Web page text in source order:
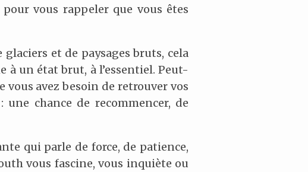
vous rappeler que vous êtes
et de paysages bruts, cela
un état brut, à l’essentiel. Peut-
avez besoin de retrouver vos
chance de recommencer, de
qui parle de force, de patience,
vous fascine, vous inquiète ou